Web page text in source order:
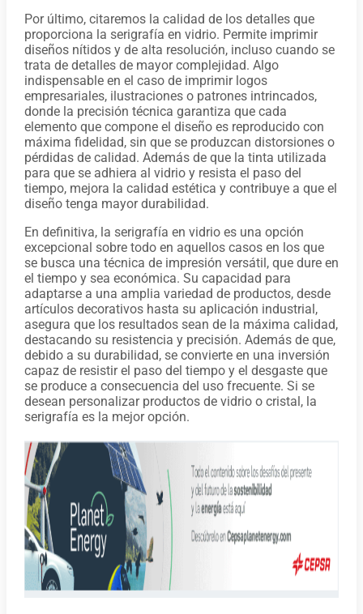
Por último, citaremos la calidad de los detalles que
proporciona la serigrafía en vidrio. Permite imprimir
diseños nítidos y de alta resolución, incluso cuando se
trata de detalles de mayor complejidad. Algo
indispensable en el caso de imprimir logos
empresariales, ilustraciones o patrones intrincados,
donde la precisión técnica garantiza que cada
elemento que compone el diseño es reproducido con
máxima fidelidad, sin que se produzcan distorsiones o
pérdidas de calidad. Además de que la tinta utilizada
para que se adhiera al vidrio y resista el paso del
tiempo, mejora la calidad estética y contribuye a que el
diseño tenga mayor durabilidad.
En definitiva, la serigrafía en vidrio es una opción
excepcional sobre todo en aquellos casos en los que
se busca una técnica de impresión versátil, que dure en
el tiempo y sea económica. Su capacidad para
adaptarse a una amplia variedad de productos, desde
artículos decorativos hasta su aplicación industrial,
asegura que los resultados sean de la máxima calidad,
destacando su resistencia y precisión. Además de que,
debido a su durabilidad, se convierte en una inversión
capaz de resistir el paso del tiempo y el desgaste que
se produce a consecuencia del uso frecuente. Si se
desean personalizar productos de vidrio o cristal, la
serigrafía es la mejor opción.